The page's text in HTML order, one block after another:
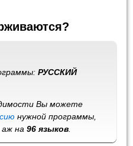
РУССКИЙ
Вы можете
нужной программы,
аж на96 языков